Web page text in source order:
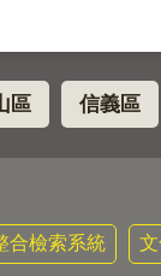
區 信義區
合檢索系統